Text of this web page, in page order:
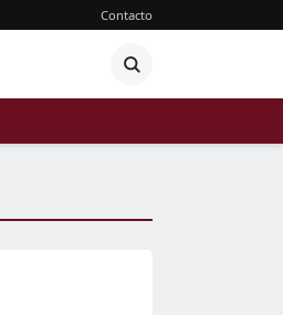
Contacto